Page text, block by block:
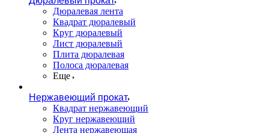
Дюралевая лента
Квадрат дюралевый
Круг дюралевый
Лист дюралевый
Плита дюралевая
Полоса дюралевая
Еще
Нержавеющий прокат
Квадрат нержавеющий
Круг нержавеющий
Лента нержавеющая